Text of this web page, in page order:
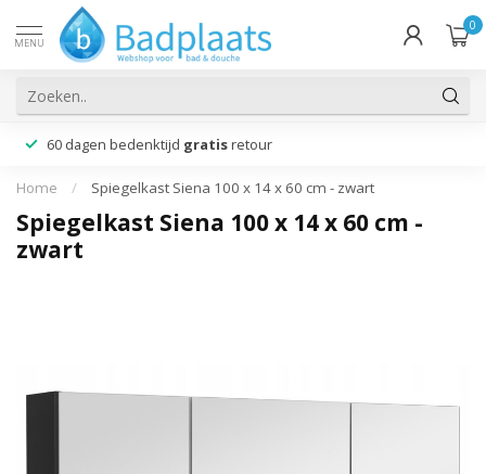
MENU
0
60 dagen bedenktijd gratis retour
Home / Spiegelkast Siena 100 x 14 x 60 cm - zwart
Spiegelkast Siena 100 x 14 x 60 cm -
zwart